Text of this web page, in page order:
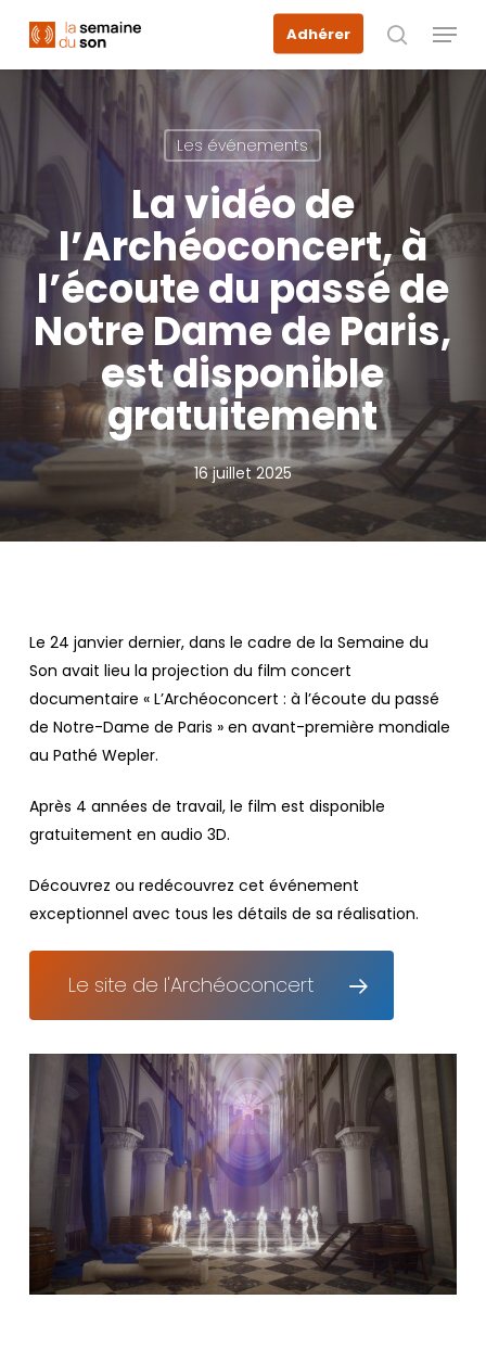
main
content
Adhérer
recherche
Menu
Les événements
La vidéo de
l’Archéoconcert, à
l’écoute du passé de
Notre Dame de Paris,
est disponible
gratuitement
16 juillet 2025
Le 24 janvier dernier, dans le cadre de la Semaine du
Son avait lieu la projection du film concert
documentaire « L’Archéoconcert : à l’écoute du passé
de Notre-Dame de Paris » en avant-première mondiale
au Pathé Wepler.
Après 4 années de travail, le film est disponible
gratuitement en audio 3D.
Découvrez ou redécouvrez cet événement
exceptionnel avec tous les détails de sa réalisation.
Le site de l'Archéoconcert